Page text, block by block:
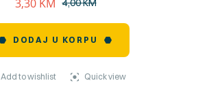
4,00KM
3,30 KM
DODAJ U KORPU
Add to wishlist Quick view